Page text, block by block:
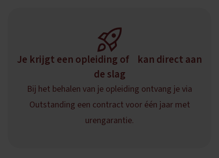
Je krijgt een opleiding of kan direct aan
de slag
Bij het behalen van je opleiding ontvang je via
Outstanding een contract voor één jaar met
urengarantie.